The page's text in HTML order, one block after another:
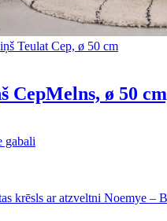
CepMelns, ø 50
gabali